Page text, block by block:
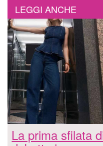
LEGGI ANCHE
La prima sfilata